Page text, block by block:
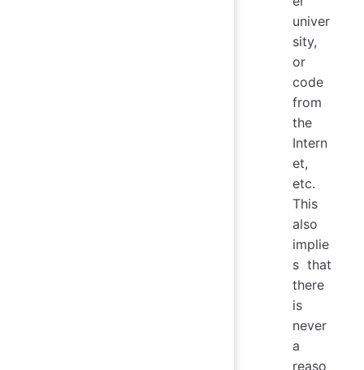
univer
sity,
or
code
from
the
Intern
et,
etc.
This
also
implie
s that
there
is
never
a
reaso